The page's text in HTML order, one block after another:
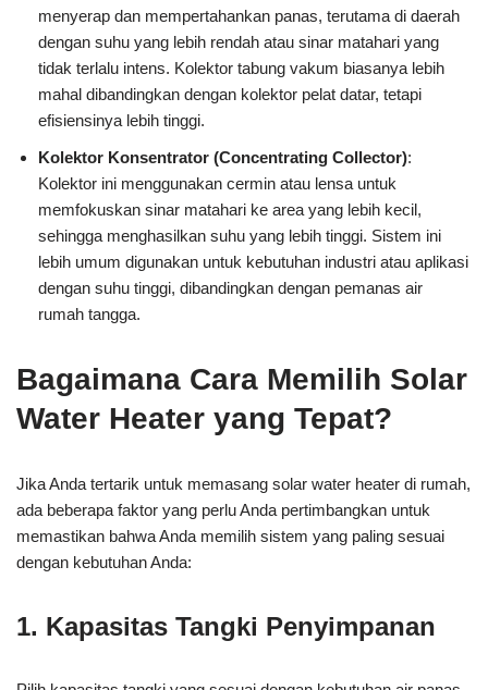
menyerap dan mempertahankan panas, terutama di daerah
dengan suhu yang lebih rendah atau sinar matahari yang
tidak terlalu intens. Kolektor tabung vakum biasanya lebih
mahal dibandingkan dengan kolektor pelat datar, tetapi
efisiensinya lebih tinggi.
Kolektor Konsentrator (Concentrating Collector):
Kolektor ini menggunakan cermin atau lensa untuk
memfokuskan sinar matahari ke area yang lebih kecil,
sehingga menghasilkan suhu yang lebih tinggi. Sistem ini
lebih umum digunakan untuk kebutuhan industri atau aplikasi
dengan suhu tinggi, dibandingkan dengan pemanas air
rumah tangga.
Bagaimana Cara Memilih Solar
Water Heater yang Tepat?
Jika Anda tertarik untuk memasang solar water heater di rumah,
ada beberapa faktor yang perlu Anda pertimbangkan untuk
memastikan bahwa Anda memilih sistem yang paling sesuai
dengan kebutuhan Anda:
1. Kapasitas Tangki Penyimpanan